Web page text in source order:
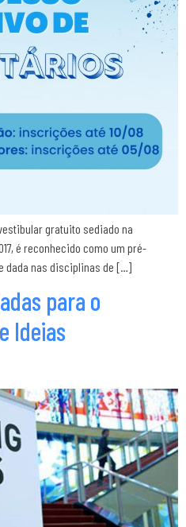
gratuito sediado na
é reconhecido como um pré-
dada nas disciplinas de […]
para o
Ideias